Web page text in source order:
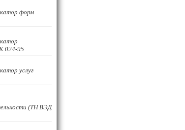
форм
024-95
услуг
(ТН ВЭД